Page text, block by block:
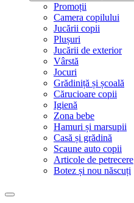
Promoții
Camera copilului
Jucării copii
Plușuri
Jucării de exterior
Vârstă
Jocuri
Grădiniță și școală
Cărucioare copii
Igienă
Zona bebe
Hamuri și marsupii
Casă și grădină
Scaune auto copii
Articole de petrecere
Botez și nou născuți